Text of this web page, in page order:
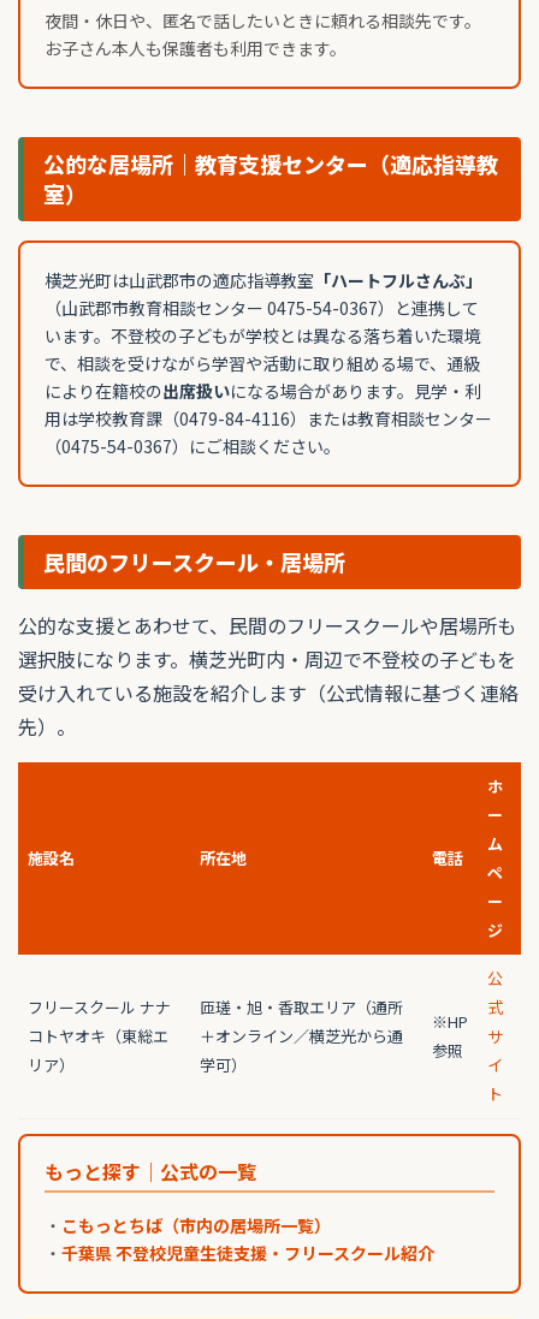
夜間・休日や、匿名で話したいときに頼れる相談先です。
お子さん本人も保護者も利用できます。
公的な居場所｜教育支援センター（適応指導教
室）
横芝光町は山武郡市の適応指導教室 「ハートフルさんぶ」
（山武郡市教育相談センター 0475-54-0367）と連携して
います。不登校の子どもが学校とは異なる落ち着いた環境
で、相談を受けながら学習や活動に取り組める場で、通級
により在籍校の出席扱いになる場合があります。見学・利
用は学校教育課（0479-84-4116）または教育相談センター
（0475-54-0367）にご相談ください。
民間のフリースクール・居場所
公的な支援とあわせて、民間のフリースクールや居場所も
選択肢になります。横芝光町内・周辺で不登校の子どもを
受け入れている施設を紹介します（公式情報に基づく連絡
先）。
施設名 所在地 電話
ホ
ー
ム
ペ
ー
ジ
フリースクール ナナ
コトヤオキ（東総エ
リア）
匝瑳・旭・香取エリア（通所
＋オンライン／横芝光から通
学可）
※HP
参照
公
式
サ
イ
ト
もっと探す｜公式の一覧
・ こもっとちば（市内の居場所一覧）
・ 千葉県 不登校児童生徒支援・フリースクール紹介